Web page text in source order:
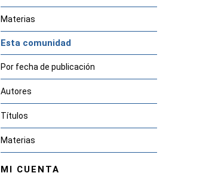
Materias
Esta comunidad
Por fecha de publicación
Autores
Títulos
Materias
MI CUENTA